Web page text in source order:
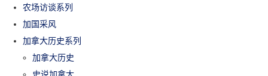
农场访谈系列
加国采风
加拿大历史系列
加拿大历史